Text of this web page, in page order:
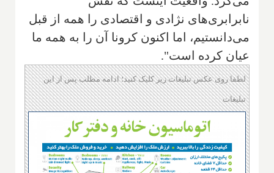
نابرابری‌های نژادی و اقتصادی را همه از قبل
می‌دانستیم، اما اکنون کرونا آن را به همه ما
عیان کرده است".
لطفا روی عکس تبلیغات زیر کلیک کنید؛ ادامه مطلب پس از این
تبلیغات